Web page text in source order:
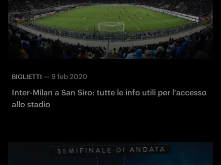
BIGLIETTI — 9 feb 2020
Inter-Milan a San Siro: tutte le info utili per l'accesso
allo stadio